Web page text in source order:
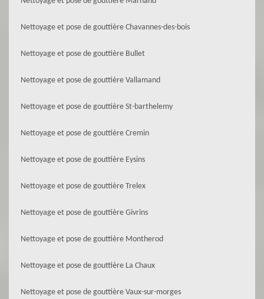
Nettoyage et pose de gouttière Chavannes-des-bois
Nettoyage et pose de gouttière Bullet
Nettoyage et pose de gouttière Vallamand
Nettoyage et pose de gouttière St-barthelemy
Nettoyage et pose de gouttière Cremin
Nettoyage et pose de gouttière Eysins
Nettoyage et pose de gouttière Trelex
Nettoyage et pose de gouttière Givrins
Nettoyage et pose de gouttière Montherod
Nettoyage et pose de gouttière La Chaux
Nettoyage et pose de gouttière Vaux-sur-morges